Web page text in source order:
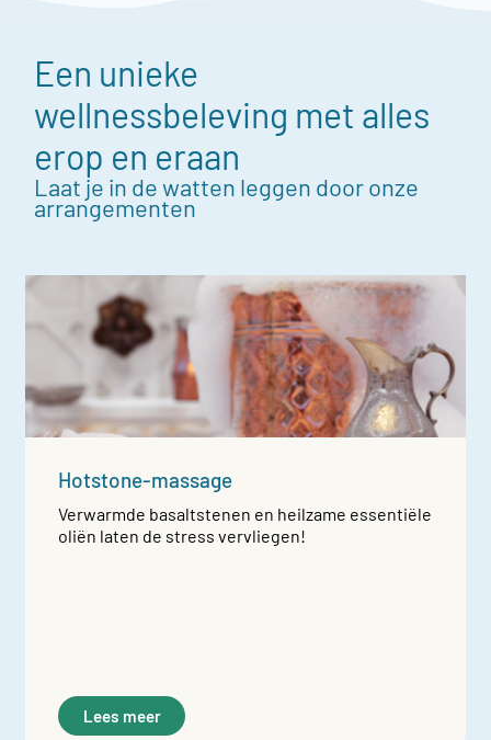
Een unieke
wellnessbeleving met alles
erop en eraan
Laat je in de watten leggen door onze
arrangementen
Hotstone-massage
Verwarmde basaltstenen en heilzame essentiële
oliën laten de stress vervliegen!
Lees meer